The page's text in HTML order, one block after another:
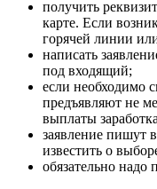
получить
карте. Если
горячей линии
написать
под входящий;
если необходимо
предъявляют не
выплаты
заявление пишут
известить о
обязательно надо